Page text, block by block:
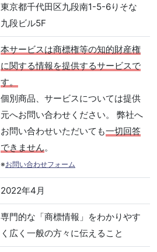
東京都千代田区九段南1-5-6りそな
九段ビル5F
本サービスは商標権等の知的財産権
に関する情報を提供するサービスで
す。
個別商品、サービスについては提供
元へお問い合わせください。 弊社へ
お問い合わせいただいても一切回答
できません。
※お問い合わせフォーム
2022年4月
専門的な「商標情報」をわかりやす
く広く一般の方々に伝えること